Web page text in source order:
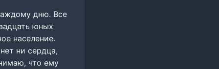
дню. Все
юных
население.
ни сердца,
что ему